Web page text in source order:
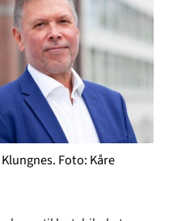
Foto: Kåre